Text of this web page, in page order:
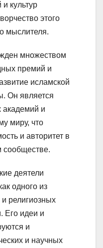
культур
этого
мыслителя.
множеством
премий и
исламской
Он является
академий и
миру, что
и авторитет в
сообществе.
деятели
одного из
религиозных
Его идеи и
и
и научных